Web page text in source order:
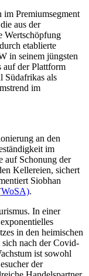
im Premiumsegment
aus der
Wertschöpfung
etablierte
in seinem jüngsten
auf der Plattform
Südafrikas als
im
an den
im
auf Schonung der
Kellereien, sichert
Siobhan
WoSA).
In einer
in den heimischen
sich nach der Covid-
ist sowohl
der